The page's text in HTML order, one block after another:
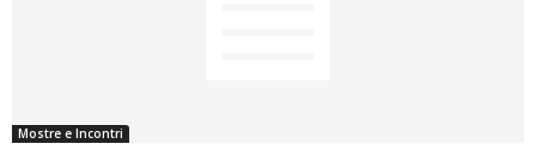
Mostre e Incontri